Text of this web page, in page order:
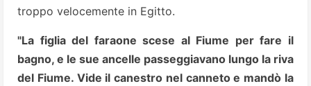
troppo velocemente in Egitto.
"La figlia del faraone scese al Fiume per fare il
bagno, e le sue ancelle passeggiavano lungo la riva
del Fiume. Vide il canestro nel canneto e mandò la